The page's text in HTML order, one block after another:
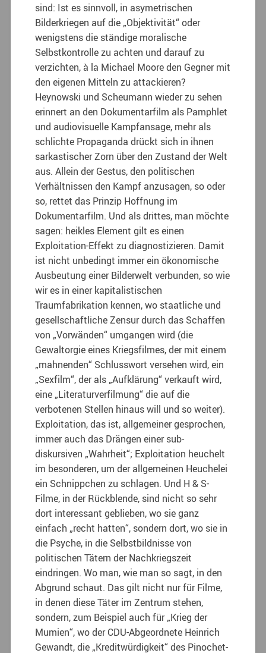
sind: Ist es sinnvoll, in asymetrischen
Bilderkriegen auf die „Objektivität“ oder
wenigstens die ständige moralische
Selbstkontrolle zu achten und darauf zu
verzichten, à la Michael Moore den Gegner mit
den eigenen Mitteln zu attackieren?
Heynowski und Scheumann wieder zu sehen
erinnert an den Dokumentarfilm als Pamphlet
und audiovisuelle Kampfansage, mehr als
schlichte Propaganda drückt sich in ihnen
sarkastischer Zorn über den Zustand der Welt
aus. Allein der Gestus, den politischen
Verhältnissen den Kampf anzusagen, so oder
so, rettet das Prinzip Hoffnung im
Dokumentarfilm. Und als drittes, man möchte
sagen: heikles Element gilt es einen
Exploitation-Effekt zu diagnostizieren. Damit
ist nicht unbedingt immer ein ökonomische
Ausbeutung einer Bilderwelt verbunden, so wie
wir es in einer kapitalistischen
Traumfabrikation kennen, wo staatliche und
gesellschaftliche Zensur durch das Schaffen
von „Vorwänden“ umgangen wird (die
Gewaltorgie eines Kriegsfilmes, der mit einem
„mahnenden“ Schlusswort versehen wird, ein
„Sexfilm“, der als „Aufklärung“ verkauft wird,
eine „Literaturverfilmung“ die auf die
verbotenen Stellen hinaus will und so weiter).
Exploitation, das ist, allgemeiner gesprochen,
immer auch das Drängen einer sub-
diskursiven „Wahrheit“; Exploitation heuchelt
im besonderen, um der allgemeinen Heuchelei
ein Schnippchen zu schlagen. Und H & S-
Filme, in der Rückblende, sind nicht so sehr
dort interessant geblieben, wo sie ganz
einfach „recht hatten“, sondern dort, wo sie in
die Psyche, in die Selbstbildnisse von
politischen Tätern der Nachkriegszeit
eindringen. Wo man, wie man so sagt, in den
Abgrund schaut. Das gilt nicht nur für Filme,
in denen diese Täter im Zentrum stehen,
sondern, zum Beispiel auch für „Krieg der
Mumien“, wo der CDU-Abgeordnete Heinrich
Gewandt, die „Kreditwürdigkeit“ des Pinochet-